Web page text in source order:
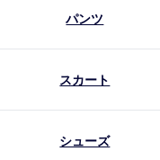
パンツ
スカート
シューズ